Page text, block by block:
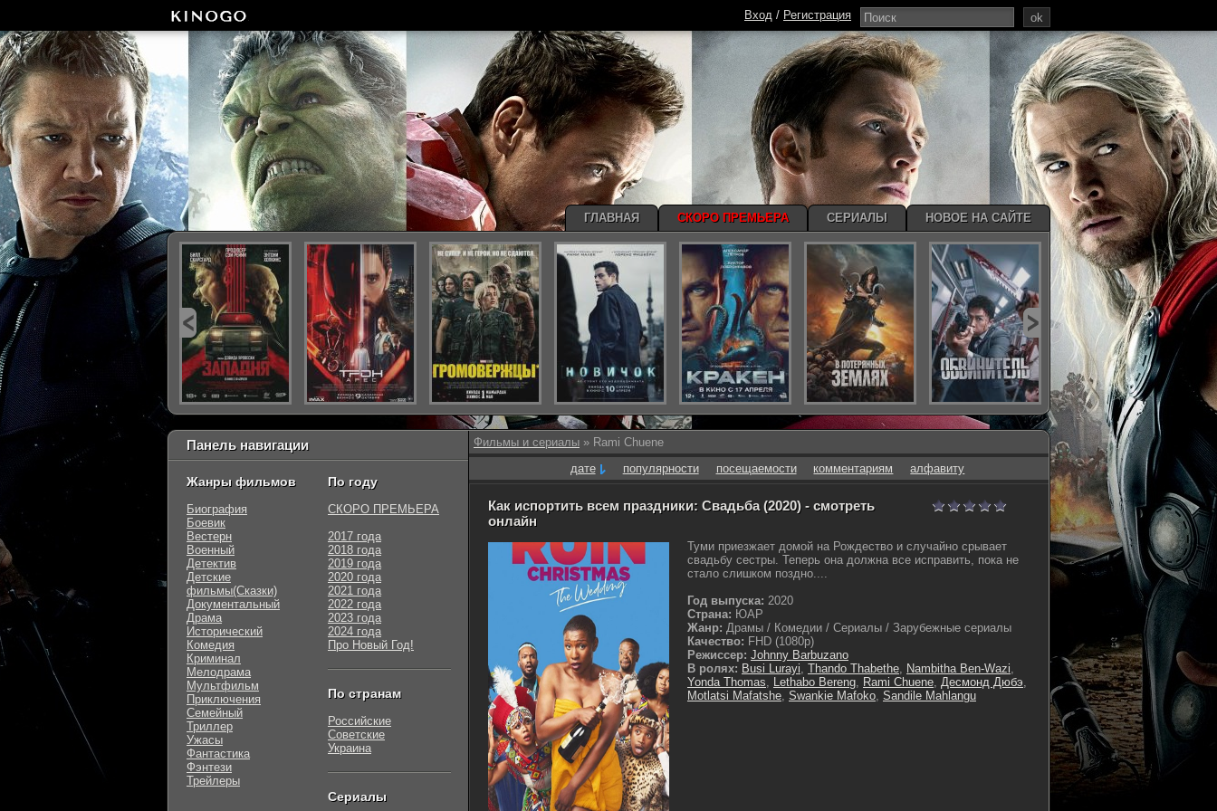
Фильмы и сериалы » Rami Chuene
дате
популярности посещаемости комментариям алфавиту
Как испортить всем праздники: Свадьба (2020) - смотреть
онлайн
Туми приезжает домой на Рождество и случайно срывает
свадьбу сестры. Теперь она должна все исправить, пока не
стало слишком поздно....
Год выпуска: 2020
Страна: ЮАР
Жанр: Драмы / Комедии / Сериалы / Зарубежные сериалы
Качество: FHD (1080p)
Режиссер: Johnny Barbuzano
В ролях: Busi Lurayi, Thando Thabethe, Nambitha Ben-Wazi,
Yonda Thomas, Lethabo Bereng, Rami Chuene, Десмонд Дюбэ,
Motlatsi Mafatshe, Swankie Mafoko, Sandile Mahlangu
Панель навигации
Жанры фильмов
Биография
Боевик
Вестерн
Военный
Детектив
Детские
фильмы(Сказки)
Документальный
Драма
Исторический
Комедия
Криминал
Мелодрама
Мультфильм
Приключения
Семейный
Триллер
Ужасы
Фантастика
Фэнтези
Трейлеры
По году
СКОРО ПРЕМЬЕРА
2017 года
2018 года
2019 года
2020 года
2021 года
2022 года
2023 года
2024 года
Про Новый Год!
По странам
Российские
Советские
Украина
Сериалы
ok
Вход / Регистрация
ГЛАВНАЯ СКОРО ПРЕМЬЕРА СЕРИАЛЫ НОВОЕ НА САЙТЕ